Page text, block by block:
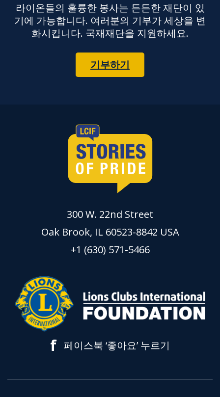
라이온들의 훌륭한 봉사는 든든한 재단이 있
기에 가능합니다. 여러분의 기부가 세상을 변
화시킵니다. 국재재단을 지원하세요.
기부하기
300 W. 22nd Street
Oak Brook, IL 60523-8842 USA
+1 (630) 571-5466
f 페이스북 ‘좋아요’ 누르기